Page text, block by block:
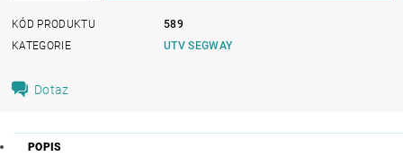
KÓD PRODUKTU
589
KATEGORIE
UTV SEGWAY
Dotaz
POPIS